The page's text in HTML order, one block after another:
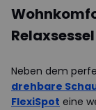
Relaxsessel
Neben dem
drehbare
FlexiSpot eine